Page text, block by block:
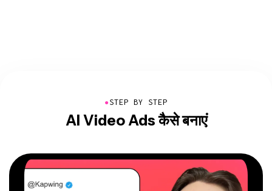
●STEP BY STEP
AI Video Ads कैसे बनाएं